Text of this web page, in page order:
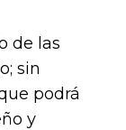
de las
sin
podrá
y